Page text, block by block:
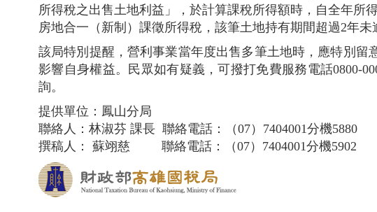
所得稅之出售土地利益」，於計算課稅所得額時，自全年所
房地合一（新制）課徵所得稅，該筆土地持有期間超過2年未
該局特別提醒，營利事業當年度出售多筆土地時，應特別留
影響自身權益。民眾如有疑義，可撥打免費服務電話0800-
詢。
提供單位：鳳山分局
聯絡人：林淑芬 課長 聯絡電話：（07）7404001分機5880
撰稿人： 蘇翊慈 聯絡電話：（07）7404001分機5902